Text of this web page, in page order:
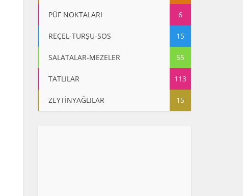
PÜF NOKTALARI 6
REÇEL-TURŞU-SOS 15
SALATALAR-MEZELER 55
TATLILAR 113
ZEYTİNYAĞLILAR 15